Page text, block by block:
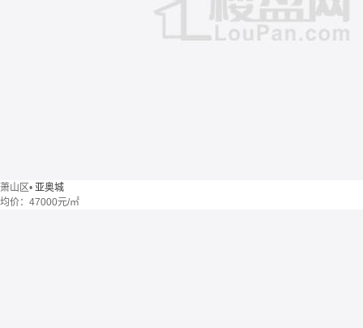
萧山区• 亚奥城
均价： 47000元/㎡